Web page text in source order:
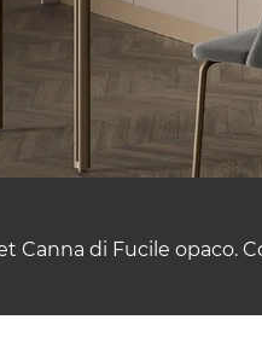
Canna di Fucile opaco.